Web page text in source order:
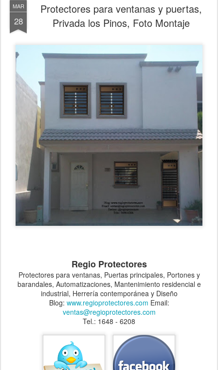
MAR
28
Protectores para ventanas y puertas,
Privada los Pinos, Foto Montaje
Regio Protectores
Protectores para ventanas, Puertas principales, Portones y
barandales, Automatizaciones, Mantenimiento residencial e
industrial, Herrería contemporánea y Diseño
Blog: www.regioprotectores.com Email:
ventas@regioprotectores.com
Tel.: 1648 - 6208